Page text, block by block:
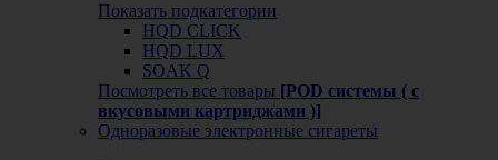
Показать подкатегории
HQD CLICK
HQD LUX
SOAK Q
Посмотреть все товары [POD системы ( с
вкусовыми картриджами )]
Одноразовые электронные сигареты